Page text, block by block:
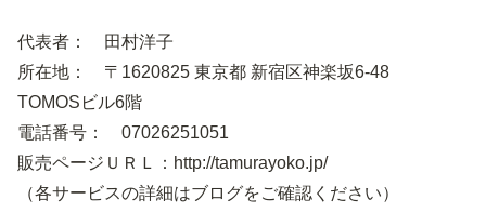
代表者： 田村洋子
所在地： 〒1620825 東京都 新宿区神楽坂6-48
TOMOSビル6階
電話番号： 07026251051
販売ページＵＲＬ：http://tamurayoko.jp/
（各サービスの詳細はブログをご確認ください）